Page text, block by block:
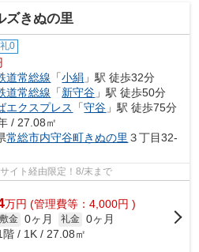
ズきぬの里
礼0
道常総線 「小絹 」駅 徒歩32分
道常総線 「新守谷 」駅 徒歩50分
エクスプレス
「守谷 」駅 徒歩75分
/ 27.08㎡
常総市内守谷町きぬの里 ３丁目32-
イト経由限定！8/末まで
万円 (管理費等：4,000円 )
敷金 0ヶ月 礼金 0ヶ月
階 / 1K / 27.08㎡